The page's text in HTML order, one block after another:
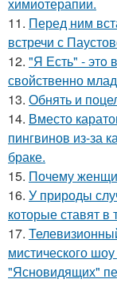
химиотерапии.
11. Перед ним
встречи с
12. "Я Есть" - этo
свойственно
13. Обнять и
14. Вместо
пингвинов из-за
браке.
15. Почему
16. У природы
которые ставят в
17.
мистического
"Ясновидящих"